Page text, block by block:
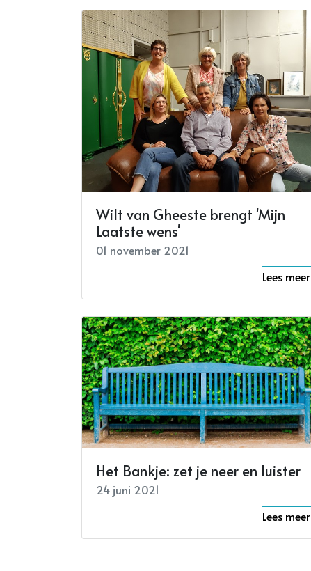
Wilt van Gheeste brengt 'Mijn
Laatste wens'
01 november 2021
Lees meer
Het Bankje: zet je neer en luister
24 juni 2021
Lees meer